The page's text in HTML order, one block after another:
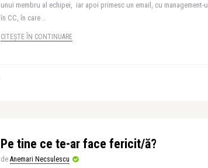
unui membru al echipei, iar apoi primesc un email, cu management-ul
în CC, în care ..
CITEȘTE ÎN CONTINUARE
Pe tine ce te-ar face fericit/ă?
de Anemari Necsulescu